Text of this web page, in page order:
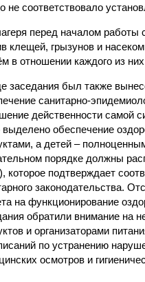
не соответствовало
перед началом работы
клещей, грызунов и
в отношении каждого из
заседания был также
санитарно-
действенности самой
обеспечение
а детей –
порядке должны
которое подтверждает
законодательства.
на функционирование
обратили внимание на
и организаторами
по устранению
осмотров и